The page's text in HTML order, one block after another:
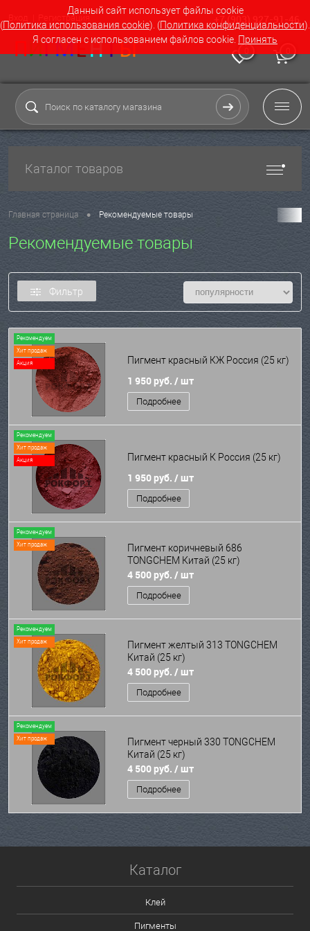
Данный сайт использует файлы cookie
(Политика использования cookie). (Политика конфиденциальности).
Я согласен с использованием файлов cookie. Принять
Регистрация +7 (903) 927-91-46
Каталог товаров
Главная страница • Рекомендуемые товары
Рекомендуемые товары
Фильтр
Рекомендуем
Хит продаж
Акция
Пигмент красный КЖ Россия (25 кг)
1 950 руб. / шт
Подробнее
Рекомендуем
Хит продаж
Акция
Пигмент красный К Россия (25 кг)
1 950 руб. / шт
Подробнее
Рекомендуем
Хит продаж
Пигмент коричневый 686
TONGCHEM Китай (25 кг)
4 500 руб. / шт
Подробнее
Рекомендуем
Хит продаж
Пигмент желтый 313 TONGCHEM
Китай (25 кг)
4 500 руб. / шт
Подробнее
Рекомендуем
Хит продаж
Пигмент черный 330 TONGCHEM
Китай (25 кг)
4 500 руб. / шт
Подробнее
Каталог
Клей
Пигменты